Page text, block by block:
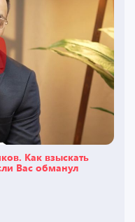
Как взыскать
Вас обманул